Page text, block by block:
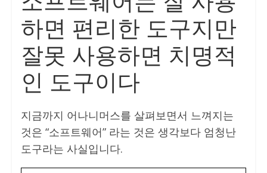
하면 편리한 도구지만
잘못 사용하면 치명적
인 도구이다
지금까지 어나니머스를 살펴보면서 느껴지는
것은 “소프트웨어” 라는 것은 생각보다 엄청난
도구라는 사실입니다.